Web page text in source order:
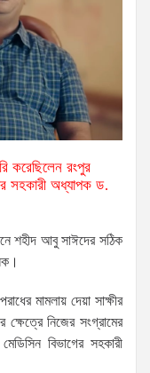
করেছিলেন রংপুর
সহকারী অধ্যাপক ড.
শহীদ আবু সাঈদের সঠিক
মামলায় দেয়া সাক্ষীর
ক্ষেত্রে নিজের সংগ্রামের
বিভাগের সহকারী